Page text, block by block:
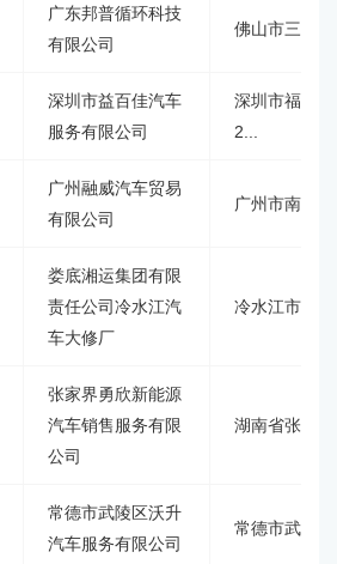
广东邦普循环科技
有限公司
佛山市三水
深圳市益百佳汽车
服务有限公司
深圳市福田
2...
广州融威汽车贸易
有限公司
广州市南沙
娄底湘运集团有限
责任公司冷水江汽
车大修厂
冷水江市金
张家界勇欣新能源
汽车销售服务有限
公司
湖南省张家
常德市武陵区沃升
汽车服务有限公司
常德市武陵